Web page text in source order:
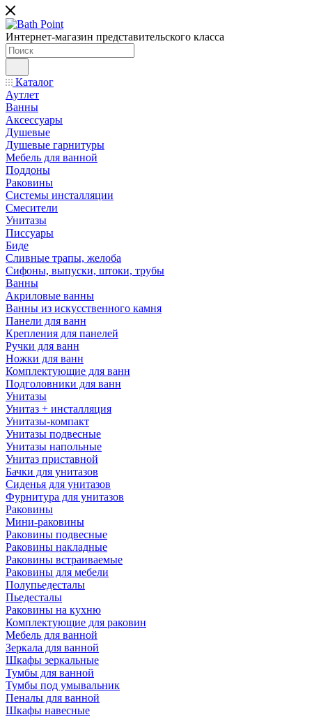
Интернет-магазин представительского класса
Каталог
Аутлет
Ванны
Аксессуары
Душевые
Душевые гарнитуры
Мебель для ванной
Поддоны
Раковины
Системы инсталляции
Смесители
Унитазы
Писсуары
Биде
Сливные трапы, желоба
Сифоны, выпуски, штоки, трубы
Ванны
Акриловые ванны
Ванны из искусственного камня
Панели для ванн
Крепления для панелей
Ручки для ванн
Ножки для ванн
Комплектующие для ванн
Подголовники для ванн
Унитазы
Унитаз + инсталляция
Унитазы-компакт
Унитазы подвесные
Унитазы напольные
Унитаз приставной
Бачки для унитазов
Сиденья для унитазов
Фурнитура для унитазов
Раковины
Мини-раковины
Раковины подвесные
Раковины накладные
Раковины встраиваемые
Раковины для мебели
Полупьедесталы
Пьедесталы
Раковины на кухню
Комплектующие для раковин
Мебель для ванной
Зеркала для ванной
Шкафы зеркальные
Тумбы для ванной
Тумбы под умывальник
Пеналы для ванной
Шкафы навесные